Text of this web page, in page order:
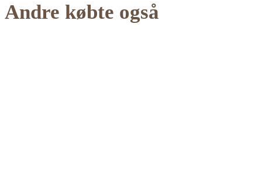
Andre købte også